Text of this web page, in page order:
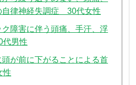
自律神経失調症 30代女性
ク障害に伴う頭痛、手汗、浮
男性
頭が前に下がることによる首
性